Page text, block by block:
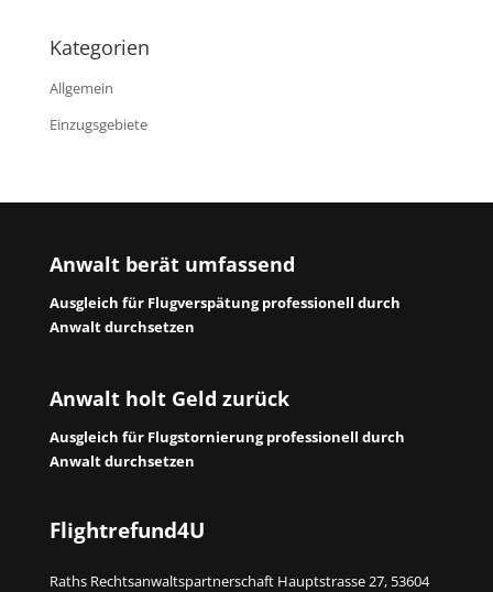
Kategorien
Allgemein
Einzugsgebiete
Anwalt berät umfassend
Ausgleich für Flugverspätung professionell durch
Anwalt durchsetzen
Anwalt holt Geld zurück
Ausgleich für Flugstornierung professionell durch
Anwalt durchsetzen
Flightrefund4U
Raths Rechtsanwaltspartnerschaft Hauptstrasse 27, 53604